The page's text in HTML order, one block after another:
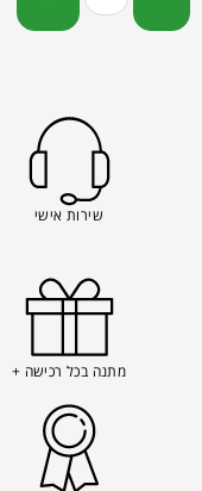
שירות אישי
מתנה בכל רכישה +